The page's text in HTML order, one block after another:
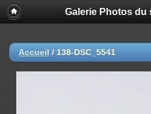
Galerie Photos du
Accueil / 138-DSC_5541